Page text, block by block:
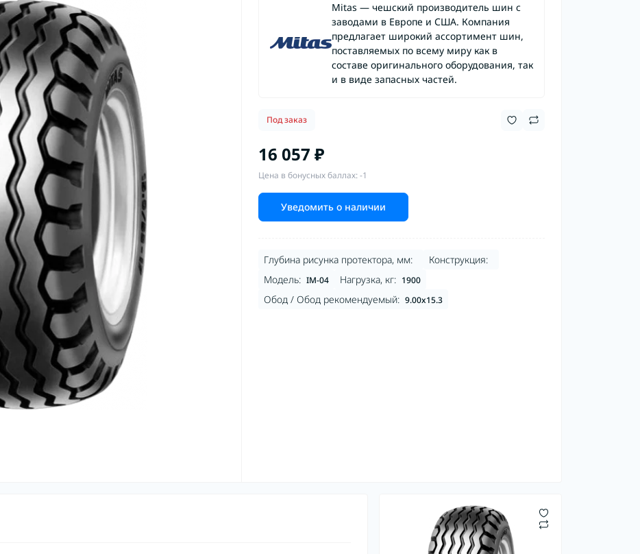
Mitas — чешский производитель шин с
заводами в Европе и США. Компания
предлагает широкий ассортимент шин,
поставляемых по всему миру как в
составе оригинального оборудования, так
и в виде запасных частей.
Под заказ
16 057 ₽
Цена в бонусных баллах: -1
Уведомить о наличии
Глубина рисунка протектора, мм:
Конструкция:
Модель: IM-04 Нагрузка, кг: 1900
Обод / Обод рекомендуемый: 9.00x15.3